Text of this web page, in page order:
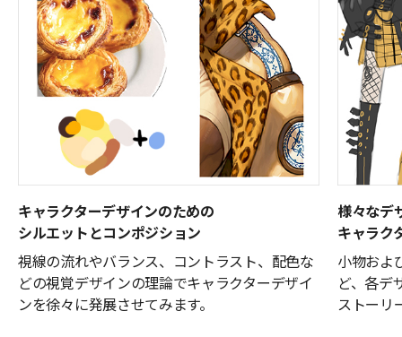
キャラクターデザインのための
シルエットとコンポジション
視線の流れやバランス、コントラスト、配色な
どの視覚デザインの理論でキャラクターデザイ
ンを徐々に発展させてみます。
様々なデ
キャラク
小物およ
ど、各デ
ストーリ